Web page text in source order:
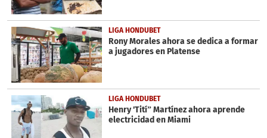
LIGA HONDUBET
Rony Morales ahora se dedica a formar
a jugadores en Platense
LIGA HONDUBET
Henry 'Tití” Martínez ahora aprende
electricidad en Miami